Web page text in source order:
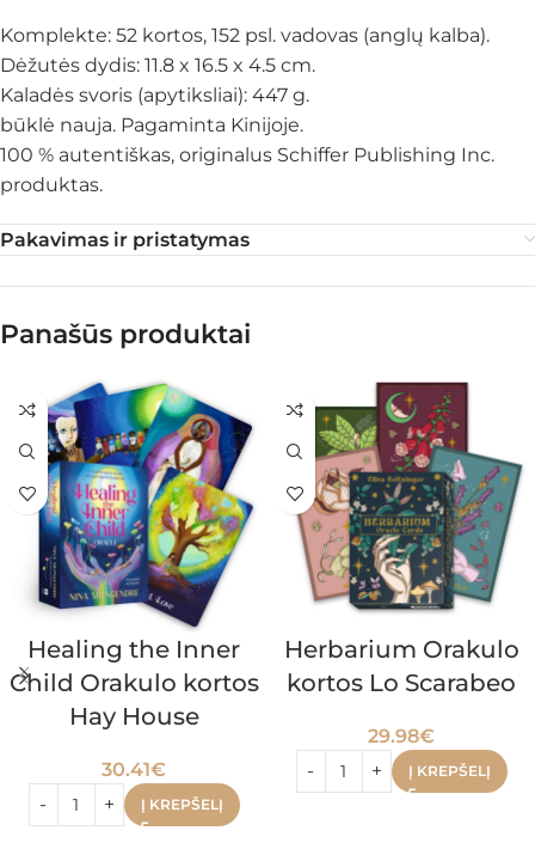
Komplekte: 52 kortos, 152 psl. vadovas (anglų kalba).
Dėžutės dydis: 11.8 x 16.5 x 4.5 cm.
Kaladės svoris (apytiksliai): 447 g.
būklė nauja. Pagaminta Kinijoje.
100 % autentiškas, originalus Schiffer Publishing Inc.
produktas.
Pakavimas ir pristatymas
Panašūs produktai
Healing the Inner
Child Orakulo kortos
Hay House
30.41€
Į KREPŠELĮ
Herbarium Orakulo
kortos Lo Scarabeo
29.98€
Į KREPŠELĮ